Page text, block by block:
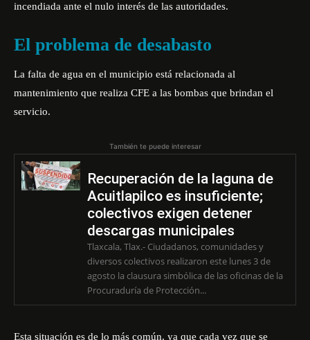
incendiada ante el nulo interés de las autoridades.
El problema de desabasto
La falta de agua en el municipio está relacionada al
mantenimiento que realiza CFE a las bombas que brindan el
servicio.
También te puede interesar
Recuperación de la laguna de
Acuitlapilco es insuficiente;
colectivos exigen detener
descargas municipales
Tlaxcala, Tlax.- Ciudadanos, comunidades y
diversos colectivos realizaron este lunes 3 de
agosto la clausura simbólica de las oficinas de la
Procuraduría de Protección...
Esta situación es de lo más común, ya que cada vez que se